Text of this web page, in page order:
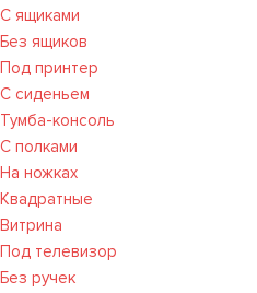
С ящиками
Без ящиков
Под принтер
С сиденьем
Тумба-консоль
С полками
На ножках
Квадратные
Витрина
Под телевизор
Без ручек